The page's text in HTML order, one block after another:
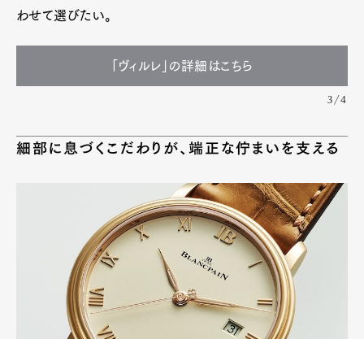
わせて選びたい。
「ヴィルレ」の詳細はこちら
3/4
細部に息づくこだわりが、端正な佇まいを支える